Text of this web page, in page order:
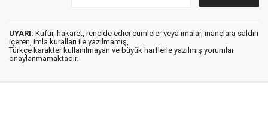
UYARI: Küfür, hakaret, rencide edici cümleler veya imalar, inançlara saldırı
içeren, imla kuralları ile yazılmamış,
Türkçe karakter kullanılmayan ve büyük harflerle yazılmış yorumlar
onaylanmamaktadır.